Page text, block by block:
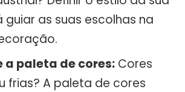
guiar as suas escolhas na
a paleta de cores: Cores
frias? A paleta de cores